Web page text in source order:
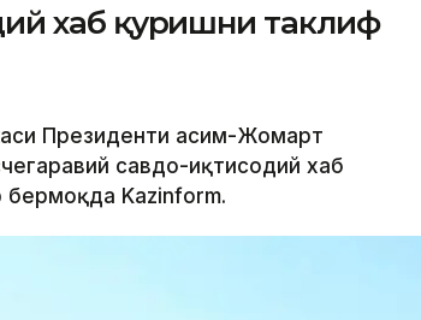
хаб қуришни таклиф
Президенти Қасим-Жомарт
савдо-иқтисодий хаб
бермоқда Kazinform.